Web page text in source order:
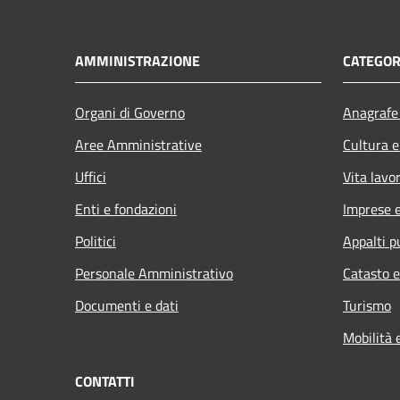
AMMINISTRAZIONE
Organi di Governo
Aree Amministrative
Uffici
Enti e fondazioni
Politici
Personale Amministrativo
Documenti e dati
Cultura
Vita
Imprese
Appalti
Catasto
Turismo
Mobilità
CONTATTI